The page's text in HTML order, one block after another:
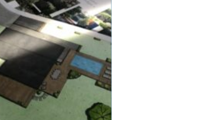
tiden att räcka till fö...